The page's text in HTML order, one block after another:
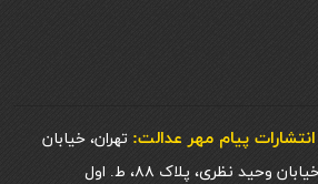
پيام مهر عدالت: تهران، خیابان
وحید نظری، پلاک ۸۸، ط. اول